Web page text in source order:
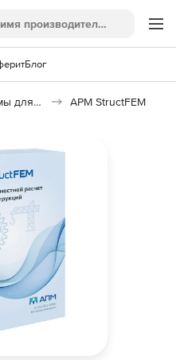
Блог
Программы для машиностроения APM StructFEM